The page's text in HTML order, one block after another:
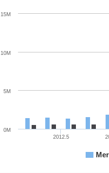
2012.5
0M
5M
10M
15M